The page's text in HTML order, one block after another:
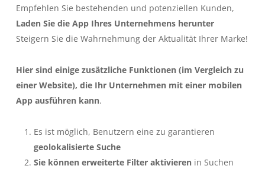
Empfehlen Sie bestehenden und potenziellen Kunden,
Laden Sie die App Ihres Unternehmens herunter
Steigern Sie die Wahrnehmung der Aktualität Ihrer Marke!
Hier sind einige zusätzliche Funktionen (im Vergleich zu
einer Website), die Ihr Unternehmen mit einer mobilen
App ausführen kann.
Es ist möglich, Benutzern eine zu garantieren
geolokalisierte Suche
Sie können erweiterte Filter aktivierenin Suchen